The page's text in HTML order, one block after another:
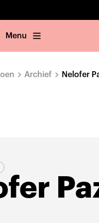
Menu
Archief Nelofer